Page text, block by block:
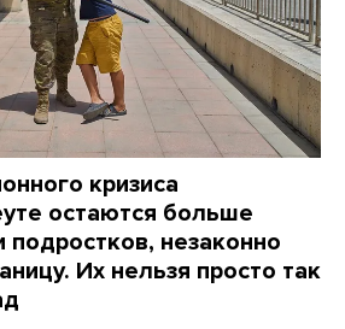
кризиса
остаются больше
подростков, незаконно
Их нельзя просто так